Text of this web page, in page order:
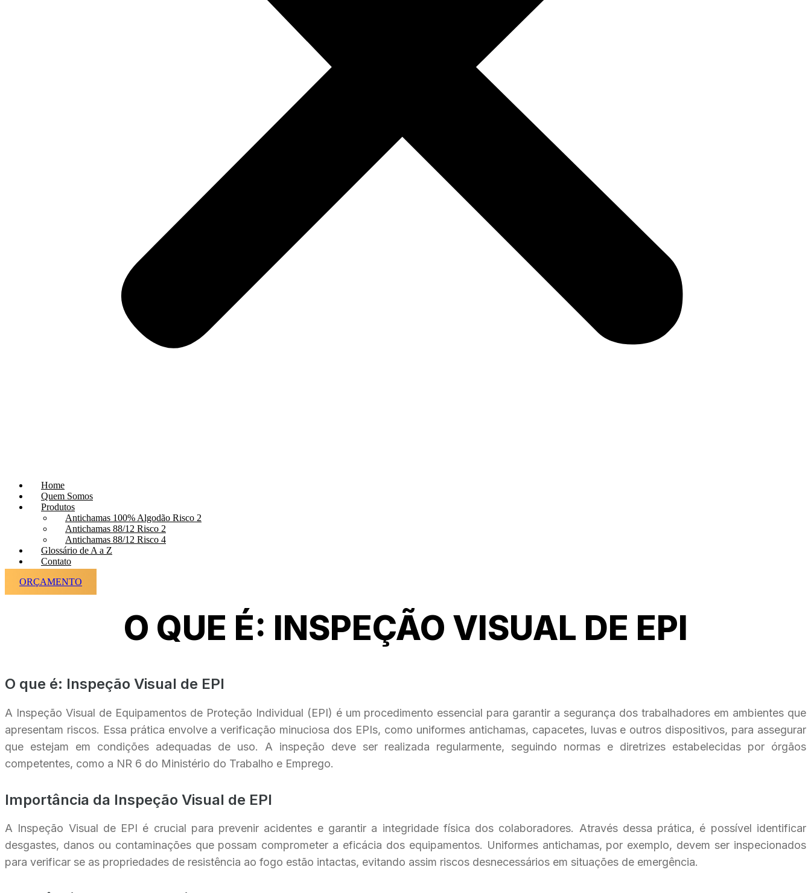
Home
Quem Somos
Produtos
Antichamas 100% Algodão Risco 2
Antichamas 88/12 Risco 2
Antichamas 88/12 Risco 4
Glossário de A a Z
Contato
ORÇAMENTO
O QUE É: INSPEÇÃO VISUAL DE EPI
O que é: Inspeção Visual de EPI
A Inspeção Visual de Equipamentos de Proteção Individual (EPI) é um procedimento essencial para garantir a segurança dos trabalhadores em ambientes que
apresentam riscos. Essa prática envolve a verificação minuciosa dos EPIs, como uniformes antichamas, capacetes, luvas e outros dispositivos, para assegurar
que estejam em condições adequadas de uso. A inspeção deve ser realizada regularmente, seguindo normas e diretrizes estabelecidas por órgãos
competentes, como a NR 6 do Ministério do Trabalho e Emprego.
Importância da Inspeção Visual de EPI
A Inspeção Visual de EPI é crucial para prevenir acidentes e garantir a integridade física dos colaboradores. Através dessa prática, é possível identificar
desgastes, danos ou contaminações que possam comprometer a eficácia dos equipamentos. Uniformes antichamas, por exemplo, devem ser inspecionados
para verificar se as propriedades de resistência ao fogo estão intactas, evitando assim riscos desnecessários em situações de emergência.